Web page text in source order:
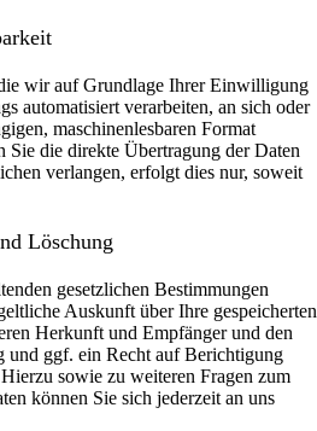
wir auf Grundlage Ihrer Einwilligung
automatisiert verarbeiten, an sich oder
maschinenlesbaren Format
Sie die direkte Übertragung der Daten
verlangen, erfolgt dies nur, soweit
Löschung
gesetzlichen Bestimmungen
Auskunft über Ihre gespeicherten
Herkunft und Empfänger und den
und ggf. ein Recht auf Berichtigung
sowie zu weiteren Fragen zum
können Sie sich jederzeit an uns